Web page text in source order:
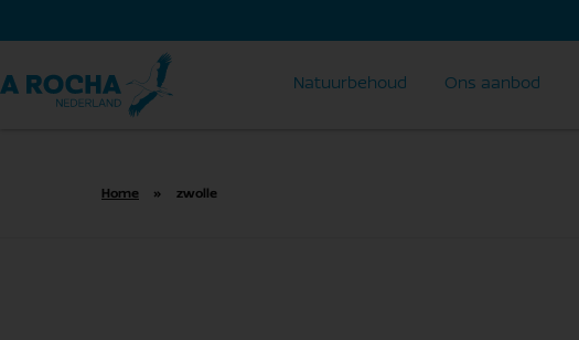
Natuurbehoud Ons aanbod
Home » zwolle